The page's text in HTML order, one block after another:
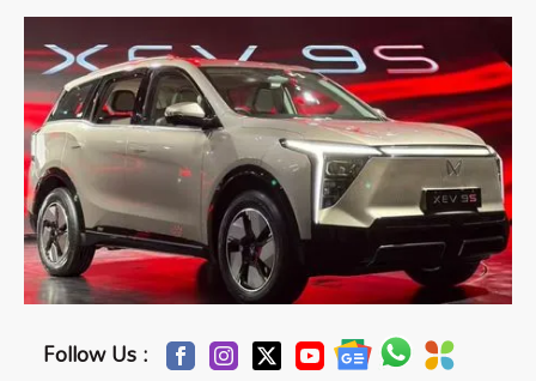
Follow Us :